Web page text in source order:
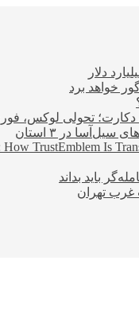
خواهد برد
دکارت؛ تحولی لوکس،
TrustEmblem Is
باید بداند
غرب تهران